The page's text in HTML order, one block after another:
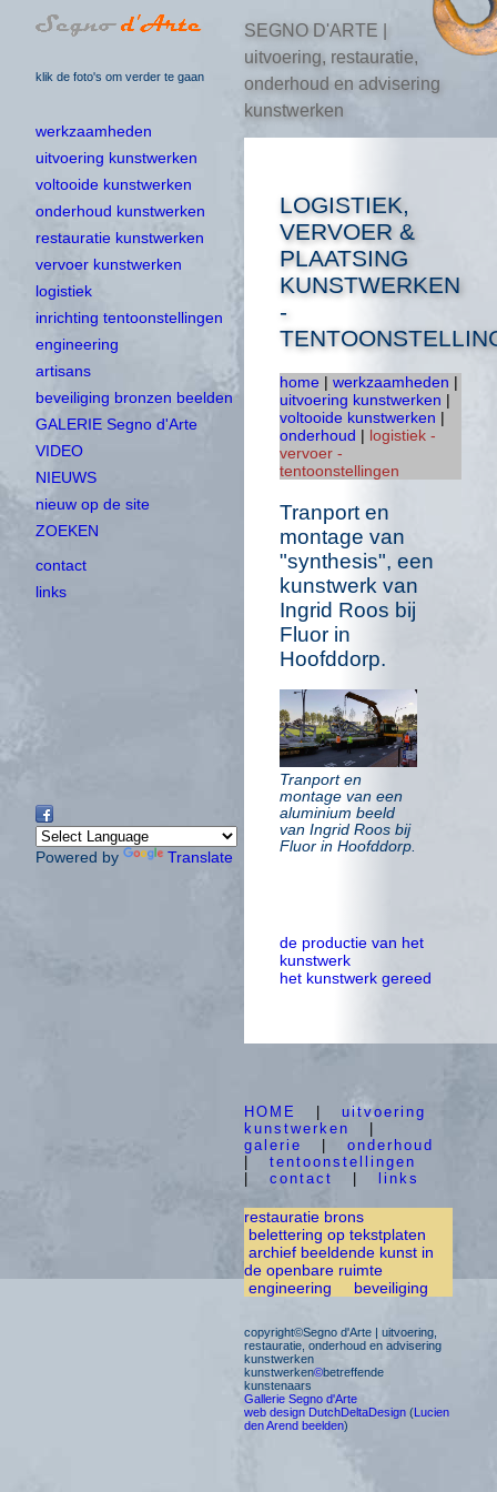
klik de foto's om verder te gaan
SEGNO D'ARTE |
uitvoering, restauratie,
onderhoud en advisering
kunstwerken
werkzaamheden
uitvoering kunstwerken
voltooide kunstwerken
onderhoud kunstwerken
restauratie kunstwerken
vervoer kunstwerken
logistiek
inrichting tentoonstellingen
engineering
artisans
beveiliging bronzen beelden
GALERIE Segno d'Arte
VIDEO
NIEUWS
nieuw op de site
ZOEKEN
contact
links
Powered by Translate
LOGISTIEK,
VERVOER &
PLAATSING
KUNSTWERKEN
-
home | werkzaamheden |
uitvoering kunstwerken |
voltooide kunstwerken |
onderhoud | logistiek -
vervoer -
tentoonstellingen
Tranport en
montage van
"synthesis", een
kunstwerk van
Ingrid Roos bij
Fluor in
Hoofddorp.
Tranport en
montage van een
aluminium beeld
van Ingrid Roos bij
Fluor in Hoofddorp.
de productie van het
kunstwerk
het kunstwerk gereed
HOME
uitvoering
kunstwerken
galerie
onderhoud
tentoonstellingen
contact links
restauratie brons
belettering op tekstplaten
archief beeldende kunst in
de openbare ruimte
engineering
beveiliging
copyright©Segno d'Arte | uitvoering,
restauratie, onderhoud en advisering
kunstwerken
kunstwerken©betreffende
kunstenaars
Gallerie Segno d'Arte
web design DutchDeltaDesign ( Lucien
den Arend beelden)